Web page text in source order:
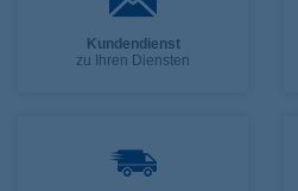
Kundendienst
zu Ihren Diensten